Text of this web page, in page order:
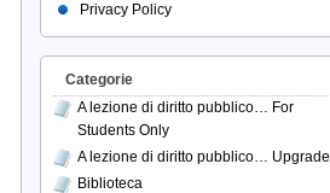
Privacy Policy
Categorie
A lezione di diritto pubblico… For
Students Only
A lezione di diritto pubblico… Upgrade
Biblioteca